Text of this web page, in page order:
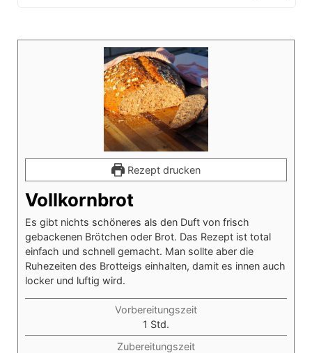
Rezept drucken
Vollkornbrot
Es gibt nichts schöneres als den Duft von frisch
gebackenen Brötchen oder Brot. Das Rezept ist total
einfach und schnell gemacht. Man sollte aber die
Ruhezeiten des Brotteigs einhalten, damit es innen auch
locker und luftig wird.
Vorbereitungszeit
1 Stunde
Std.
Zubereitungszeit